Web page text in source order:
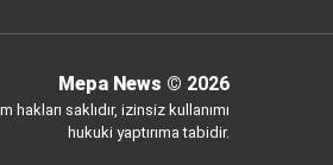
Mepa News © 2026
saklıdır, izinsiz kullanımı
hukuki yaptırıma tabidir.